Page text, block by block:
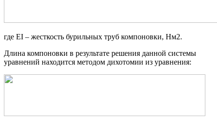
где EI – жесткость бурильных труб компоновки, Нм2.
Длина компоновки в результате решения данной системы
уравнений находится методом дихотомии из уравнения: